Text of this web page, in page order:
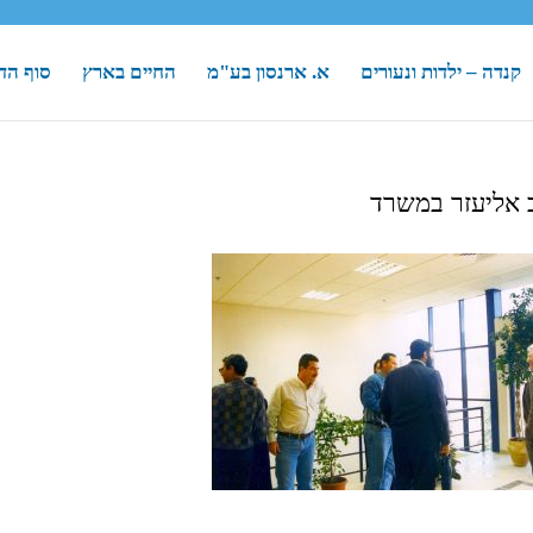
קנדה – ילדות ונעורים א. ארנסון בע"מ החיים בארץ סוף
אליעזר במשרד